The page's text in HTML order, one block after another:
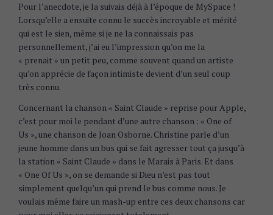
Pour l’anecdote, je la suivais déjà à l’époque de MySpace !
Lorsqu’elle a ensuite connu le succès incroyable et mérité
qui est le sien, même si je ne la connaissais pas
personnellement, j’ai eu l’impression qu’on me la
« prenait » un petit peu, comme souvent quand un artiste
qu’on apprécie de façon intimiste devient d’un seul coup
très connu.
Concernant la chanson « Saint Claude » reprise pour Apple,
c’est pour moi le pendant d’une autre chanson : « One of
Us », une chanson de Joan Osborne. Christine parle d’un
jeune homme dans un bus qui se fait agresser tout ça jusqu’à
la station « Saint Claude » dans le Marais à Paris. Et dans
« One Of Us », on se demande si Dieu n’est pas tout
simplement quelqu’un qui prend le bus comme nous. Je
voulais même faire un mash-up entre ces deux chansons car